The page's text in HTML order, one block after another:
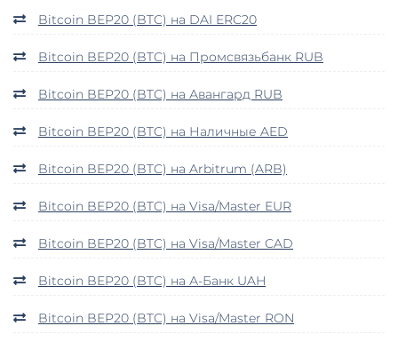
Bitcoin BEP20 (BTC) на DAI ERC20
Bitcoin BEP20 (BTC) на Промсвязьбанк RUB
Bitcoin BEP20 (BTC) на Авангард RUB
Bitcoin BEP20 (BTC) на Наличные AED
Bitcoin BEP20 (BTC) на Arbitrum (ARB)
Bitcoin BEP20 (BTC) на Visa/Master EUR
Bitcoin BEP20 (BTC) на Visa/Master CAD
Bitcoin BEP20 (BTC) на А-Банк UAH
Bitcoin BEP20 (BTC) на Visa/Master RON